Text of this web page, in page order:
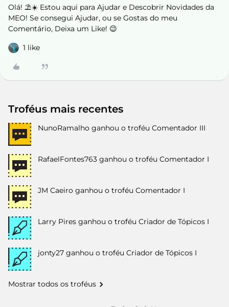
Olá! ⛱️☀️ Estou aqui para Ajudar e Descobrir Novidades da
MEO! Se consegui Ajudar, ou se Gostas do meu
Comentário, Deixa um Like! 😉
1 like
Troféus mais recentes
NunoRamalho ganhou o troféu Comentador III
RafaelFontes763 ganhou o troféu Comentador I
JM Caeiro ganhou o troféu Comentador I
Larry Pires ganhou o troféu Criador de Tópicos I
jonty27 ganhou o troféu Criador de Tópicos I
Mostrar todos os troféus